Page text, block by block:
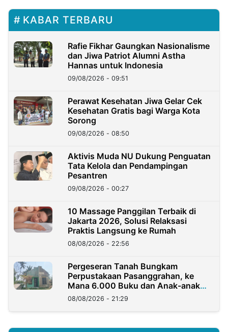
KABAR TERBARU
Rafie Fikhar Gaungkan Nasionalisme
dan Jiwa Patriot Alumni Astha
Hannas untuk Indonesia
09/08/2026 - 09:51
Perawat Kesehatan Jiwa Gelar Cek
Kesehatan Gratis bagi Warga Kota
Sorong
09/08/2026 - 08:50
Aktivis Muda NU Dukung Penguatan
Tata Kelola dan Pendampingan
Pesantren
09/08/2026 - 00:27
10 Massage Panggilan Terbaik di
Jakarta 2026, Solusi Relaksasi
Praktis Langsung ke Rumah
08/08/2026 - 22:56
Pergeseran Tanah Bungkam
Perpustakaan Pasanggrahan, ke
Mana 6.000 Buku dan Anak-anak
Kini?
08/08/2026 - 21:29